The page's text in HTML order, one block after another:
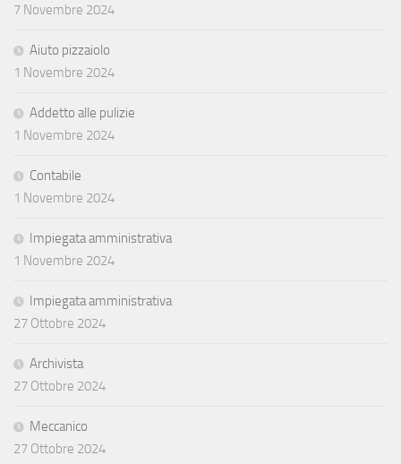
7 Novembre 2024
Aiuto pizzaiolo
1 Novembre 2024
Addetto alle pulizie
1 Novembre 2024
Contabile
1 Novembre 2024
Impiegata amministrativa
1 Novembre 2024
Impiegata amministrativa
27 Ottobre 2024
Archivista
27 Ottobre 2024
Meccanico
27 Ottobre 2024